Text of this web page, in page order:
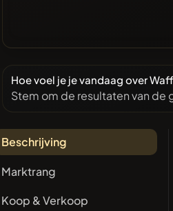
Hoe voel je je vandaag over
Stem om de resultaten van de
Beschrijving
Marktrang
Koop & Verkoop